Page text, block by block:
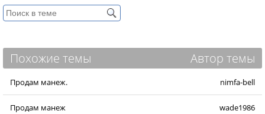
Похожие темы Автор темы
Продам манеж. nimfa-bell
Продам манеж wade1986